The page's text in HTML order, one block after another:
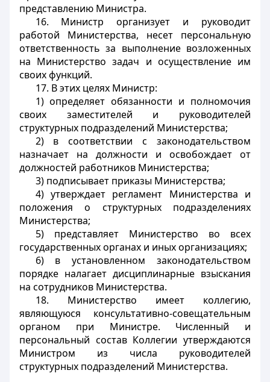
представлению Министра.
16. Министр организует и руководит
работой Министерства, несет персональную
ответственность за выполнение возложенных
на Министерство задач и осуществление им
своих функций.
17. В этих целях Министр:
1) определяет обязанности и полномочия
своих заместителей и руководителей
структурных подразделений Министерства;
2) в соответствии с законодательством
назначает на должности и освобождает от
должностей работников Министерства;
3) подписывает приказы Министерства;
4) утверждает регламент Министерства и
положения о структурных подразделениях
Министерства;
5) представляет Министерство во всех
государственных органах и иных организациях;
6) в установленном законодательством
порядке налагает дисциплинарные взыскания
на сотрудников Министерства.
18. Министерство имеет коллегию,
являющуюся консультативно-совещательным
органом при Министре. Численный и
персональный состав Коллегии утверждаются
Министром из числа руководителей
структурных подразделений Министерства.